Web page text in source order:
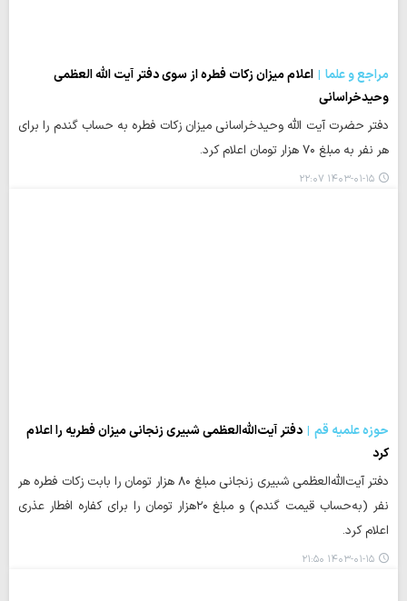
مراجع و علما
اعلام میزان زکات فطره از سوی دفتر آیت الله العظمی
وحیدخراسانی
دفتر حضرت آیت الله وحیدخراسانی میزان زکات فطره به حساب گندم را برای
هر نفر به مبلغ ٧٠ هزار تومان اعلام کرد.
۱۴۰۳-۰۱-۱۵ ۲۲:۰۷
حوزه علمیه قم
دفتر آیت‌الله‌العظمی شبیری زنجانی میزان فطریه را اعلام
کرد
دفتر آیت‌الله‌العظمی شبیری زنجانی مبلغ ۸۰ هزار تومان را بابت زکات فطره هر
نفر (به‌حساب قیمت گندم) و مبلغ ۲۰هزار تومان را برای کفاره افطار عذری
اعلام کرد.
۱۴۰۳-۰۱-۱۵ ۲۱:۵۰